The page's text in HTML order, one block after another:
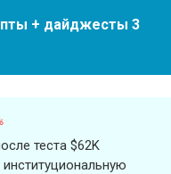
+ дайджесты 3
теста $62K